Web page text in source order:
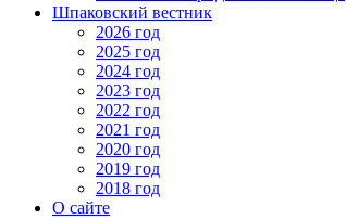
Шпаковский вестник
2026 год
2025 год
2024 год
2023 год
2022 год
2021 год
2020 год
2019 год
2018 год
О сайте